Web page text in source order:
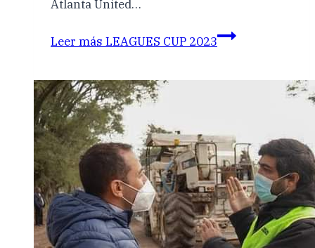
Atlanta United…
Leer más LEAGUES CUP 2023